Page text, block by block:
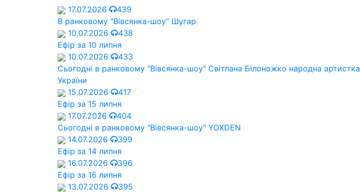
17.07.2026
439
В ранковому "Вівсянка-шоу" Шугар
10.07.2026
438
Ефір за 10 липня
10.07.2026
433
Сьогодні в ранковому "Вівсянка-шоу" Cвітлана Білоножко народна артистка
України
15.07.2026
417
Ефір за 15 липня
17.07.2026
404
Сьогодні в ранковому "Вівсянка-шоу" YOXDEN
14.07.2026
399
Ефір за 14 липня
16.07.2026
396
Ефір за 16 липня
13.07.2026
395